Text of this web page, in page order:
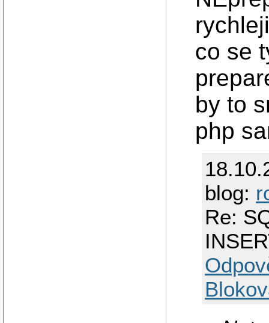
co se
by to
php
blog:
Re: